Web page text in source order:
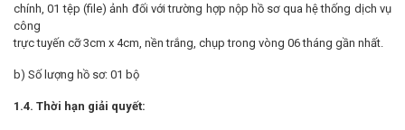
chính, 01 tệp (file) ảnh đối với trường hợp nộp hồ sơ qua hệ thống dịch vụ
công
trực tuyến cỡ 3cm x 4cm, nền trắng, chụp trong vòng 06 tháng gần nhất.
b) Số lượng hồ sơ: 01 bộ
1.4. Thời hạn giải quyết: